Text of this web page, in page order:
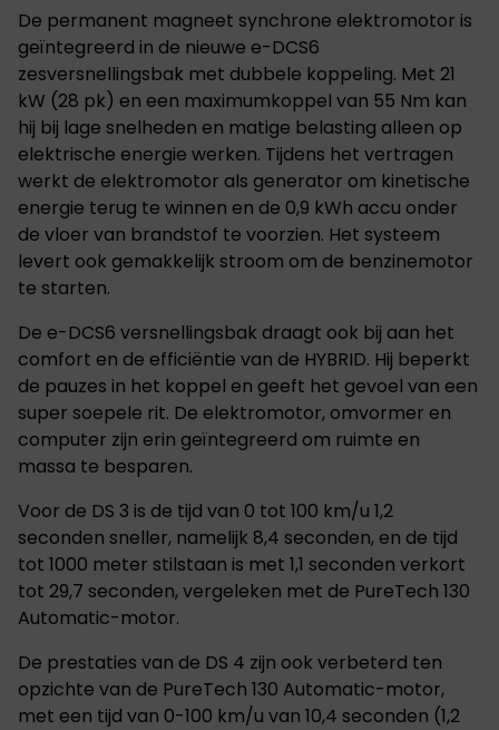
De permanent magneet synchrone elektromotor is
geïntegreerd in de nieuwe e-DCS6
zesversnellingsbak met dubbele koppeling. Met 21
kW (28 pk) en een maximumkoppel van 55 Nm kan
hij bij lage snelheden en matige belasting alleen op
elektrische energie werken. Tijdens het vertragen
werkt de elektromotor als generator om kinetische
energie terug te winnen en de 0,9 kWh accu onder
de vloer van brandstof te voorzien. Het systeem
levert ook gemakkelijk stroom om de benzinemotor
te starten.
De e-DCS6 versnellingsbak draagt ook bij aan het
comfort en de efficiëntie van de HYBRID. Hij beperkt
de pauzes in het koppel en geeft het gevoel van een
super soepele rit. De elektromotor, omvormer en
computer zijn erin geïntegreerd om ruimte en
massa te besparen.
Voor de DS 3 is de tijd van 0 tot 100 km/u 1,2
seconden sneller, namelijk 8,4 seconden, en de tijd
tot 1000 meter stilstaan is met 1,1 seconden verkort
tot 29,7 seconden, vergeleken met de PureTech 130
Automatic-motor.
De prestaties van de DS 4 zijn ook verbeterd ten
opzichte van de PureTech 130 Automatic-motor,
met een tijd van 0-100 km/u van 10,4 seconden (1,2